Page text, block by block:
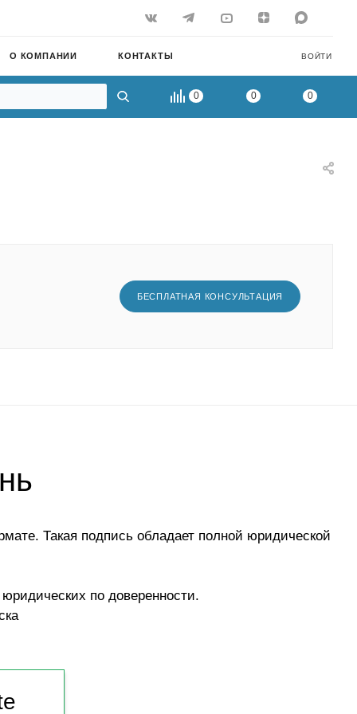
ВОЙТИ
О КОМПАНИИ КОНТАКТЫ
0 0 0
БЕСПЛАТНАЯ КОНСУЛЬТАЦИЯ
Такая подпись обладает полной юридической
по доверенности.